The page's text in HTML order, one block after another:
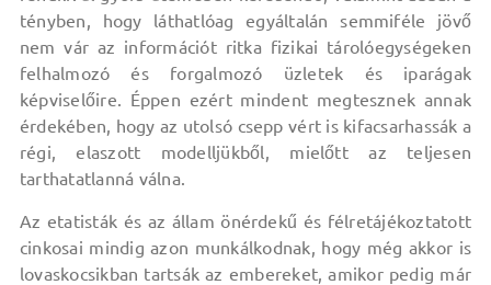
tényben, hogy láthatlóag egyáltalán semmiféle jövő
nem vár az információt ritka fizikai tárolóegységeken
felhalmozó és forgalmozó üzletek és iparágak
képviselőire. Éppen ezért mindent megtesznek annak
érdekében, hogy az utolsó csepp vért is kifacsarhassák a
régi, elaszott modelljükből, mielőtt az teljesen
tarthatatlanná válna.
Az etatisták és az állam önérdekű és félretájékoztatott
cinkosai mindig azon munkálkodnak, hogy még akkor is
lovaskocsikban tartsák az embereket, amikor pedig már